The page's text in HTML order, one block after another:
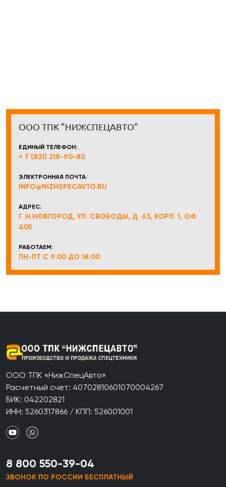
ООО ТПК "НИЖСПЕЦАВТО"
ЕДИНЫЙ ТЕЛЕФОН:
+ 7 (831) 218-90-80
ЭЛЕКТРОННАЯ ПОЧТА:
INFO@NIZHSPECAVTO.RU
АДРЕС:
Г. Н.НОВГОРОД, УЛ. СВОБОДЫ, Д. 63, КОРП. 1, ОФ.
405
РАБОТАЕМ:
ПН-ПТ С 9:00 ДО 18:00
ООО ТПК «НижСпецАвто»
Расчетный счет: 40702810601070004267
БИК: 042202821
ИНН: 5260317866 / КПП: 526001001
8 800 550-39-04
ЗВОНОК ПО РОССИИ БЕСПЛАТНЫЙ